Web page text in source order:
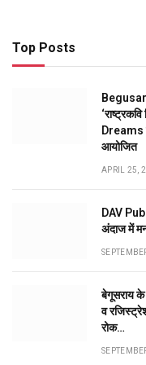
Top Posts
Dreams
आयोजित
APRIL 25,
DAV
अंदाज में
बेगूसराय के
व
रोक…